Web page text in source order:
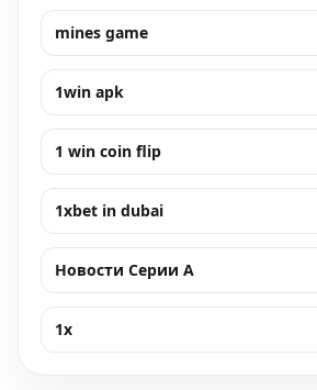
mines game
1win apk
1 win coin flip
1xbet in dubai
Новости Серии А
1x